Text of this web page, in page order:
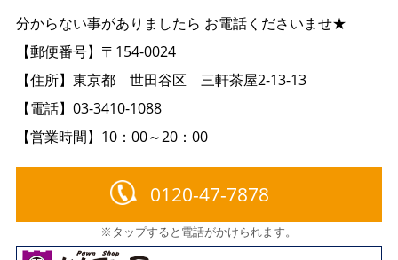
分からない事がありましたら お電話くださいませ★
【郵便番号】〒154-0024
【住所】東京都 世田谷区 三軒茶屋2-13-13
【電話】03-3410-1088
【営業時間】10：00～20：00
0120-47-7878
※タップすると電話がかけられます。